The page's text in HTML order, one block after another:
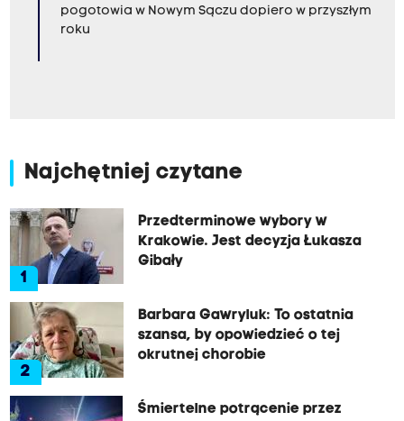
pogotowia w Nowym Sączu dopiero w przyszłym
roku
Najchętniej czytane
1
Przedterminowe wybory w
Krakowie. Jest decyzja Łukasza
Gibały
2
Barbara Gawryluk: To ostatnia
szansa, by opowiedzieć o tej
okrutnej chorobie
Śmiertelne potrącenie przez